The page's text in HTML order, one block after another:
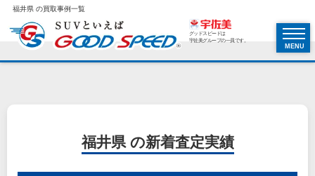
福井県 の買取事例一覧
グッドスピードは
宇佐美グループの一員です。
MENU
福井県 の新着査定実績